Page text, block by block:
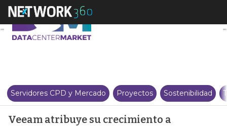
Veeam atribuye su crecimiento
Servidores CPD y Mercado Proyectos Sostenibilidad
Veeam atribuye su crecimiento a